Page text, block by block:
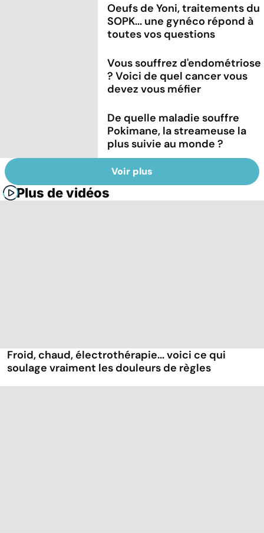
Oeufs de Yoni, traitements du
SOPK... une gynéco répond à
toutes vos questions
Vous souffrez d'endométriose
? Voici de quel cancer vous
devez vous méfier
De quelle maladie souffre
Pokimane, la streameuse la
plus suivie au monde ?
Voir plus
Plus de vidéos
Froid, chaud, électrothérapie... voici ce qui
soulage vraiment les douleurs de règles